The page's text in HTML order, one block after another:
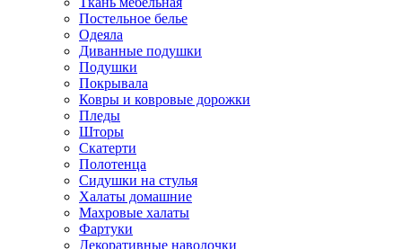
Постельное белье
Одеяла
Диванные подушки
Подушки
Покрывала
Ковры и ковровые дорожки
Пледы
Шторы
Скатерти
Полотенца
Сидушки на стулья
Халаты домашние
Махровые халаты
Фартуки
Декоративные наволочки